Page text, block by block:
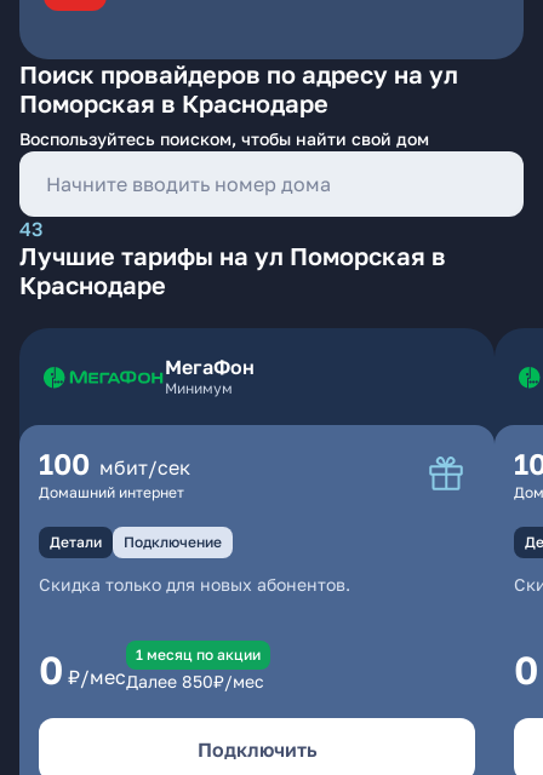
Поиск провайдеров по адресу на ул
Поморская в Краснодаре
Воспользуйтесь поиском, чтобы найти свой дом
43
Лучшие тарифы на ул Поморская в
Краснодаре
МегаФон
Минимум
100 мбит/сек
Домашний интернет
Детали Подключение
Скидка только для новых абонентов.
0 ₽/мес
1 месяц по акции
Далее 850₽/мес
Подключить
0